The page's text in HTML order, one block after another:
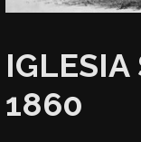
IGLESIA
1860